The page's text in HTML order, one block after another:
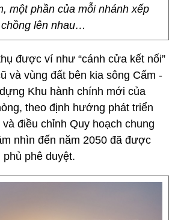
một phần của mỗi nhánh xếp
chồng lên nhau…
được ví như “cánh cửa kết nối”
và vùng đất bên kia sông Cấm -
Khu hành chính mới của
theo định hướng phát triển
điều chỉnh Quy hoạch chung
nhìn đến năm 2050 đã được
phê duyệt.